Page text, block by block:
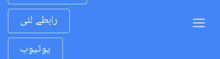
رابطے لئی
یوٹیوب